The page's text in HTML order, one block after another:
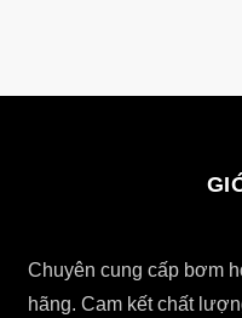
Chuyên cung cấp bơm
hãng. Cam kết chất